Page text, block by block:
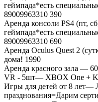
геймпада*есть
89009963310 390
Аренда консоли PS4 (пт,
геймпада*есть
89009963310 690
Аренда Oculus Quest 2
дома! 1990
Аренда красного зала —
VR - 5шт— XBOX One +
Игры для детей от 8 лет—
празднования=Дарим